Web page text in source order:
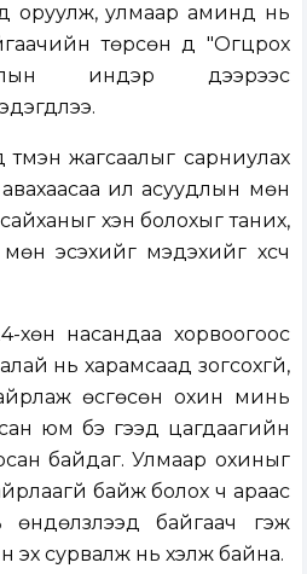
оруулж, улмаар аминд нь
төрсөн дүү "Огцрох
индэр дээрээс
жагсаалыг сарниулах
илүү асуудлын мөн
хэн болохыг таних,
эсэхийг мэдэхийг хүсч
хөн насандаа хорвоогоос
нь харамсаад зогсохгүй,
өсгөсөн охин минь
юм бэ гээд цагдаагийн
байдаг. Улмаар охиныг
байж болох ч араас
байгаач гэж
эх сурвалж нь хэлж байна.